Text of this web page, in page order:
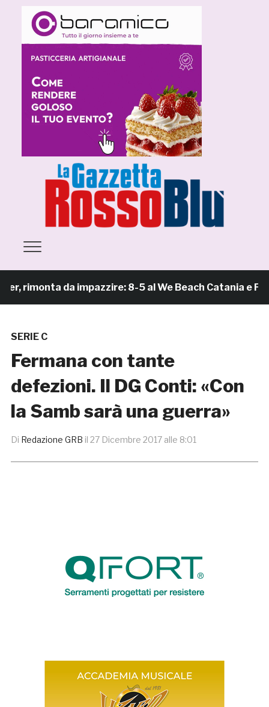
rimonta da impazzire: 8-5 al We Beach Catania e
SERIE C
Fermana con tante
defezioni. Il DG Conti: «Con
la Samb sarà una guerra»
Di Redazione GRB il 27 Dicembre 2017 alle 8:01